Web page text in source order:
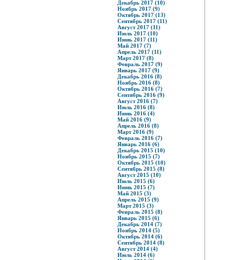
Декабрь 2017 (10)
Ноябрь 2017 (9)
Октябрь 2017 (13)
Сентябрь 2017 (11)
Август 2017 (11)
Июль 2017 (10)
Июнь 2017 (11)
Май 2017 (7)
Апрель 2017 (11)
Март 2017 (8)
Февраль 2017 (9)
Январь 2017 (9)
Декабрь 2016 (8)
Ноябрь 2016 (8)
Октябрь 2016 (7)
Сентябрь 2016 (9)
Август 2016 (7)
Июль 2016 (8)
Июнь 2016 (4)
Май 2016 (9)
Апрель 2016 (8)
Март 2016 (9)
Февраль 2016 (7)
Январь 2016 (6)
Декабрь 2015 (10)
Ноябрь 2015 (7)
Октябрь 2015 (10)
Сентябрь 2015 (8)
Август 2015 (10)
Июль 2015 (6)
Июнь 2015 (7)
Май 2015 (3)
Апрель 2015 (9)
Март 2015 (3)
Февраль 2015 (8)
Январь 2015 (6)
Декабрь 2014 (7)
Ноябрь 2014 (5)
Октябрь 2014 (6)
Сентябрь 2014 (8)
Август 2014 (4)
Июль 2014 (6)